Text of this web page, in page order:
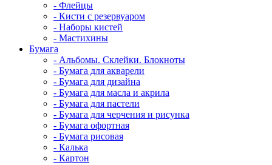
- Флейцы
- Кисти с резервуаром
- Наборы кистей
- Мастихины
Бумага
- Альбомы. Склейки. Блокноты
- Бумага для акварели
- Бумага для дизайна
- Бумага для масла и акрила
- Бумага для пастели
- Бумага для черчения и рисунка
- Бумага офортная
- Бумага рисовая
- Калька
- Картон